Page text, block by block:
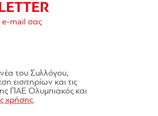
e-mail σας
του Συλλόγου,
εισιτηρίων και τις
ΠΑΕ Ολυμπιακός και
χρήσης.